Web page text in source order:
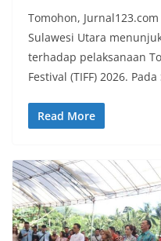
Tomohon,
Sulawesi Utara
terhadap pelaksanaan
Festival (TIFF) 2026. Pada
Read More